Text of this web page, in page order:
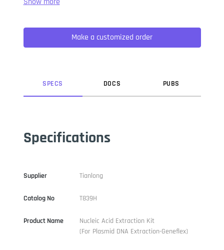
when an unknown printer took a galley of type and
not only five centuries, but also the leap into electronic
typesetting, remaining essentially unchanged. It was
popularised in the 1960s with the release of Letraset sheets
Make a customized order
SPECS DOCS PUBS
Specifications
Supplier Tianlong
Catalog No T839H
Product Name
Nucleic Acid Extraction Kit
(For Plasmid DNA Extraction-Geneflex)